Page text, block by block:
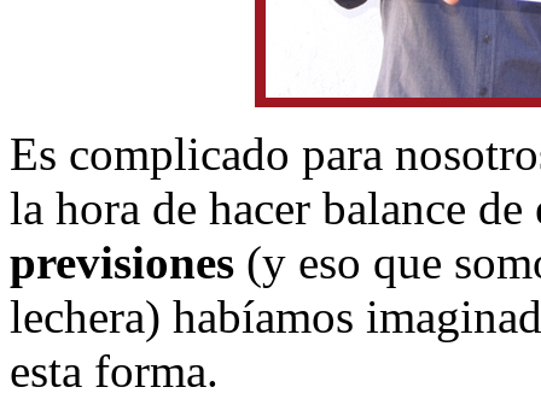
Es complicado para
la hora de hacer balance
previsiones (y eso que
lechera) habíamos
esta forma.